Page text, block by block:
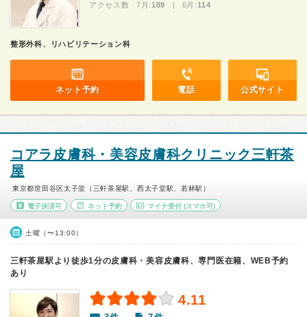
アクセス数 7月: 189 | 6月: 114
整形外科、リハビリテーション科
ネット予約 電話 公式サイト
コアラ皮膚科・美容皮膚科クリニック三軒茶
屋
東京都世田谷区太子堂（三軒茶屋駅、西太子堂駅、若林駅）
電子決済可 ネット予約 マイナ受付 (スマホ可)
土曜（〜13:00）
三軒茶屋駅より徒歩1分の皮膚科・美容皮膚科、専門医在籍、WEB予約
あり
4.11